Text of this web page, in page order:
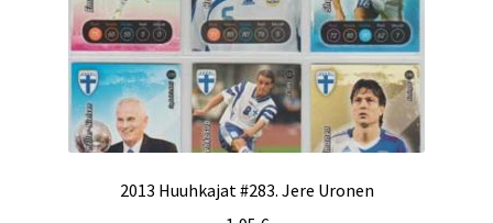
2013 Huuhkajat #283. Jere Uronen